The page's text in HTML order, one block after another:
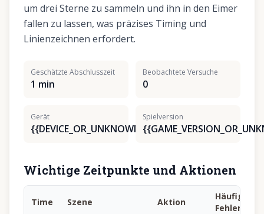
um drei Sterne zu sammeln und ihn in den Eimer
fallen zu lassen, was präzises Timing und
Linienzeichnen erfordert.
Geschätzte Abschlusszeit
1 min
Beobachtete Versuche
0
Gerät
{{DEVICE_OR_UNKNOWN}}
Spielversion
Wichtige Zeitpunkte und Aktionen
Time Szene Aktion
Häufiger
Fehler